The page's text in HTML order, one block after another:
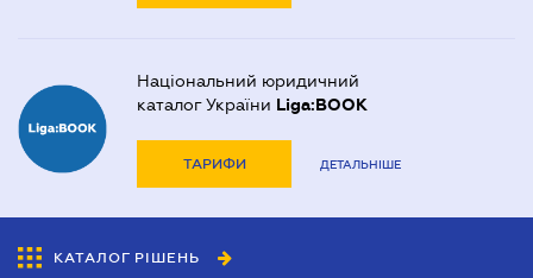
Національний юридичний
каталог України Liga:BOOK
ТАРИФИ ДЕТАЛЬНІШЕ
КАТАЛОГ РІШЕНЬ